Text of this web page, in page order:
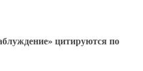
цитируются по